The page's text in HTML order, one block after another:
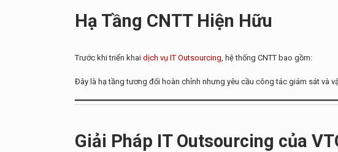
Hạ Tầng CNTT Hiện Hữu
Trước khi triển khai dịch vụ IT Outsourcing , hệ thống CNTT bao gồm:
Đây là hạ tầng tương đối hoàn chỉnh nhưng yêu cầu công tác giám sát và
Giải Pháp IT Outsourcing của